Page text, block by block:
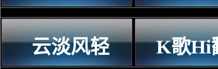
云淡风轻 K歌Hi